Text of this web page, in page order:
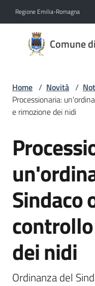
Regione Emilia-Romagna
Comune
Comune
di
Emilia
Novità
Menu selezionato
Servizi
Vivere
il
Comune
Home / Novità /
Processionaria:
e rimozione dei nidi
Salta al contenuto
Sindaco
dei nidi
Ordinanza del